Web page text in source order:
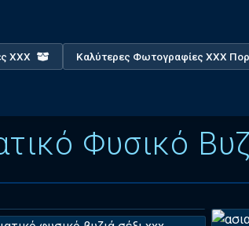
XXX Καλύτερες Φωτογραφίες XXX
Φυσικό